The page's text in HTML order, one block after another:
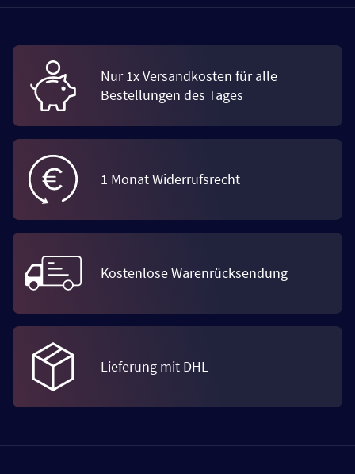
Nur 1x Versandkosten für alle
Bestellungen des Tages
1 Monat Widerrufsrecht
Kostenlose Warenrücksendung
Lieferung mit DHL